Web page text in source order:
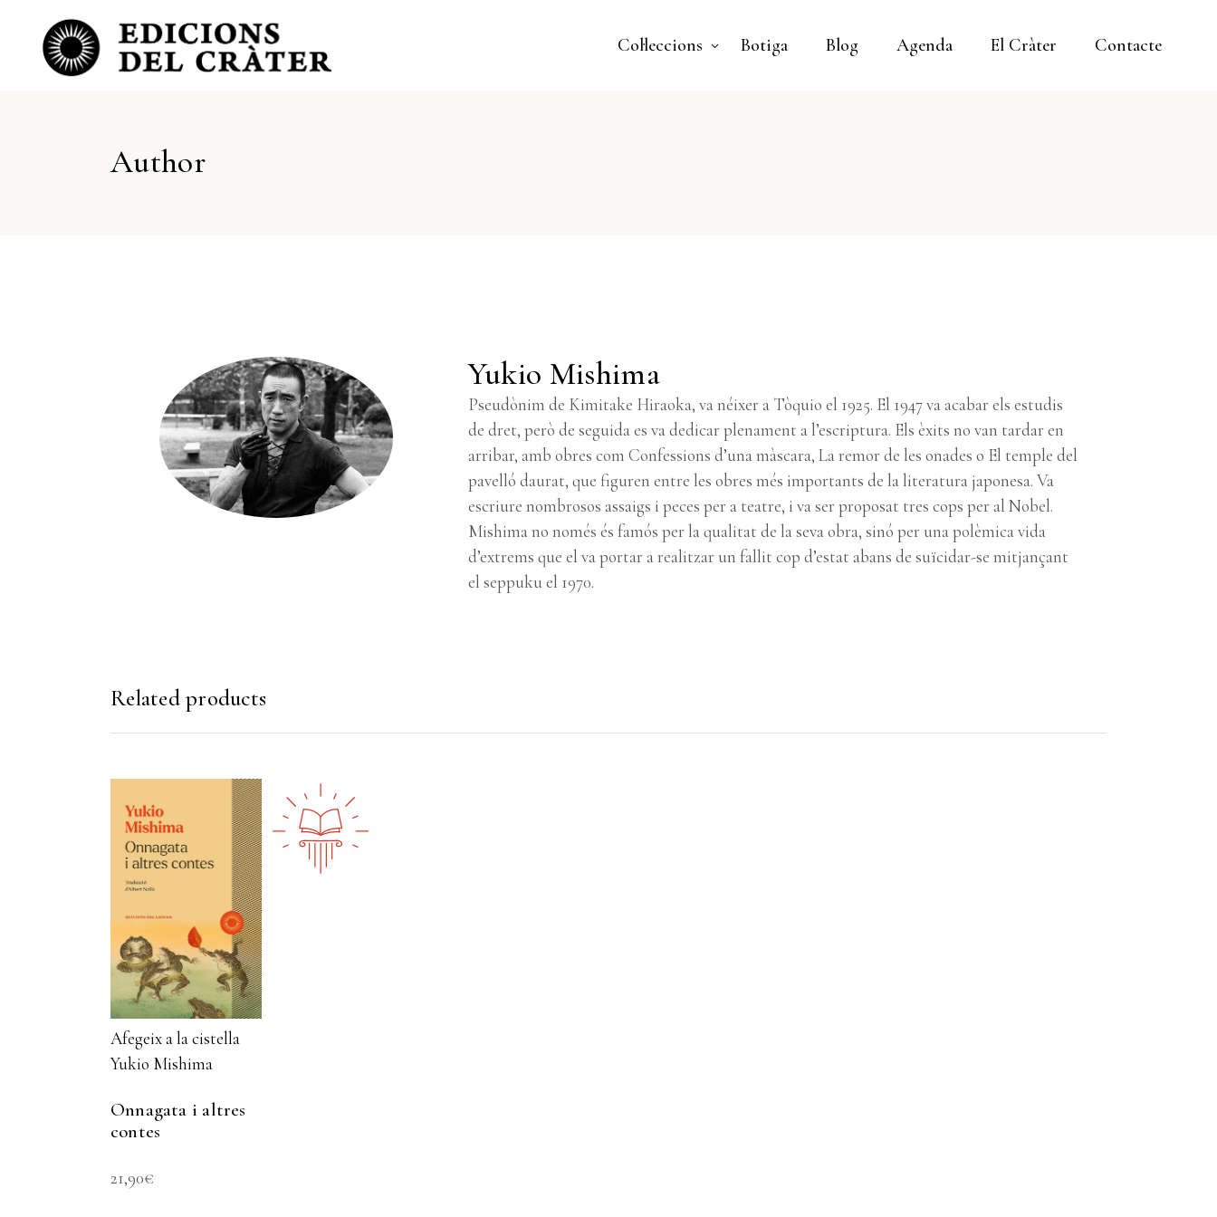
Col·leccions Botiga Blog Agenda El Cràter Contacte
Author
Yukio Mishima
Pseudònim de Kimitake Hiraoka, va néixer a Tòquio el 1925. El 1947 va acabar els estudis
de dret, però de seguida es va dedicar plenament a l’escriptura. Els èxits no van tardar en
arribar, amb obres com Confessions d’una màscara, La remor de les onades o El temple del
pavelló daurat, que figuren entre les obres més importants de la literatura japonesa. Va
escriure nombrosos assaigs i peces per a teatre, i va ser proposat tres cops per al Nobel.
Mishima no només és famós per la qualitat de la seva obra, sinó per una polèmica vida
d’extrems que el va portar a realitzar un fallit cop d’estat abans de suïcidar-se mitjançant
el seppuku el 1970.
Related products
Afegeix a la cistella
Yukio Mishima
Onnagata i altres
contes
21,90€